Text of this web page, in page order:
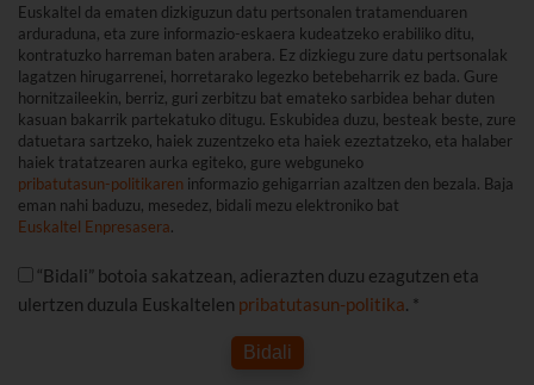
Euskaltel da ematen dizkiguzun datu pertsonalen tratamenduaren
arduraduna, eta zure informazio-eskaera kudeatzeko erabiliko ditu,
kontratuzko harreman baten arabera. Ez dizkiegu zure datu pertsonalak
lagatzen hirugarrenei, horretarako legezko betebeharrik ez bada. Gure
hornitzaileekin, berriz, guri zerbitzu bat emateko sarbidea behar duten
kasuan bakarrik partekatuko ditugu. Eskubidea duzu, besteak beste, zure
datuetara sartzeko, haiek zuzentzeko eta haiek ezeztatzeko, eta halaber
haiek tratatzearen aurka egiteko, gure webguneko
pribatutasun-politikaren informazio gehigarrian azaltzen den bezala. Baja
eman nahi baduzu, mesedez, bidali mezu elektroniko bat
Euskaltel Enpresasera.
“Bidali” botoia sakatzean, adierazten duzu ezagutzen eta
ulertzen duzula Euskaltelen pribatutasun-politika . *
Bidali